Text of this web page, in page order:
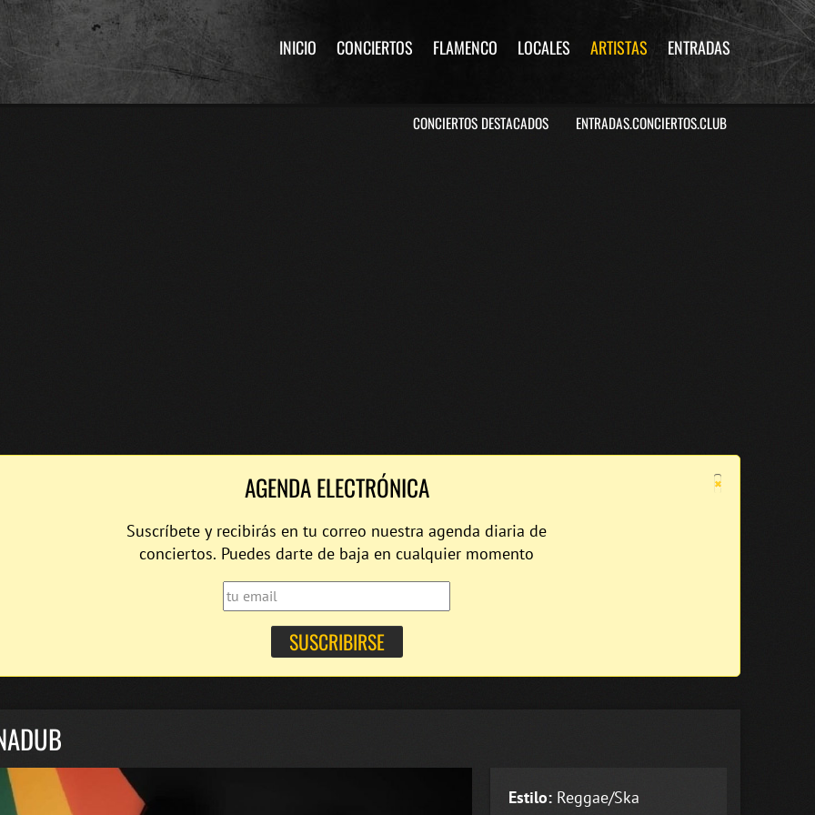
INICIO CONCIERTOS FLAMENCO LOCALES ARTISTAS ENTRADAS
CONCIERTOS DESTACADOS ENTRADAS.CONCIERTOS.CLUB
×
AGENDA ELECTRÓNICA
Suscríbete y recibirás en tu correo nuestra agenda diaria de
conciertos. Puedes darte de baja en cualquier momento
Estilo: Reggae/Ska